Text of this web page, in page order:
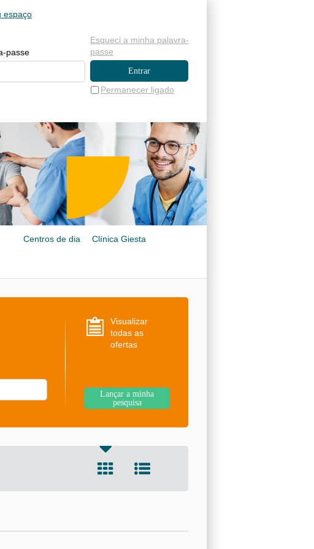
passe
Permanecer ligado
Esqueci a minha palavra-
passe
espaço
Centros de dia Clínica Giesta
Visualizar
todas as
ofertas